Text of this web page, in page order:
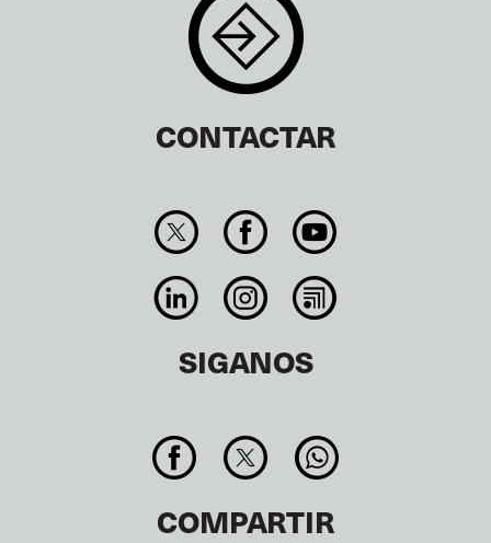
CONTACTAR
SIGANOS
COMPARTIR